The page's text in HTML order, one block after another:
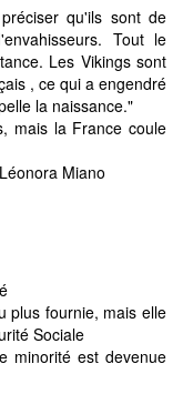
qu'ils sont de
Tout le
Les Vikings sont
, ce qui a engendré
la naissance."
mais la France coule
Miano
plus fournie, mais elle
Sociale
minorité est devenue